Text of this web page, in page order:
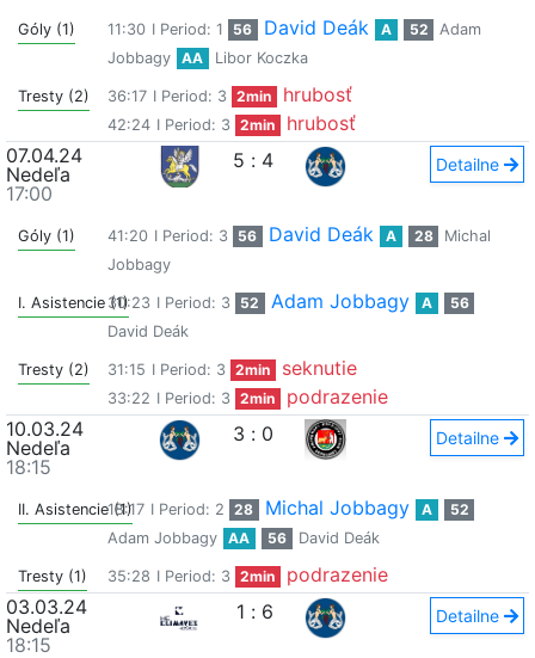
Góly (1) 11:30 I Period: 1 56 David Deák A 52
Adam
Jobbagy
AA Libor Koczka
Tresty (2) 36:17 I Period: 3 2min hrubosť
42:24 I Period: 3 2min
hrubosť
07.04.24
Nedeľa
17:00
5 : 4 Detailne
Góly (1) 41:20 I Period: 3 56 David Deák A 28
Michal
Jobbagy
I. Asistencie (1)30:23 I Period: 3 52 Adam Jobbagy A
56
David Deák
Tresty (2) 31:15 I Period: 3 2min seknutie
33:22 I Period: 3 2min
podrazenie
10.03.24
Nedeľa
18:15
3 : 0 Detailne
II. Asistencie (1)
18:17 I Period: 2 28 Michal Jobbagy A
52
Adam Jobbagy
AA 56 David Deák
Tresty (1) 35:28 I Period: 3 2min
podrazenie
03.03.24
Nedeľa
18:15
1 : 6 Detailne